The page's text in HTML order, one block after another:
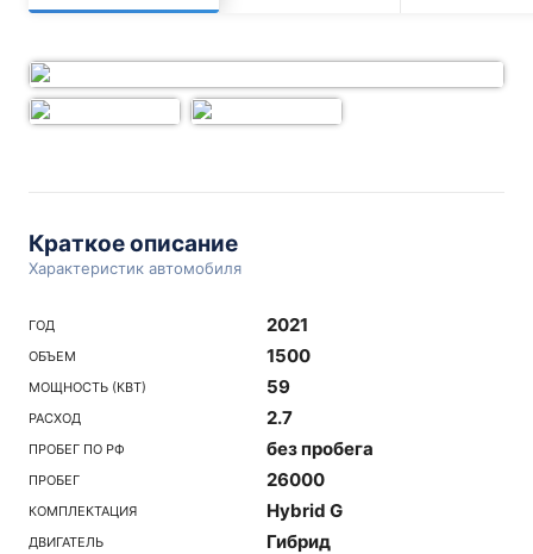
Краткое описание
Характеристик автомобиля
ГОД 2021
ОБЪЕМ 1500
МОЩНОСТЬ (КВТ) 59
РАСХОД 2.7
ПРОБЕГ ПО РФ без пробега
ПРОБЕГ 26000
КОМПЛЕКТАЦИЯ Hybrid G
ДВИГАТЕЛЬ Гибрид